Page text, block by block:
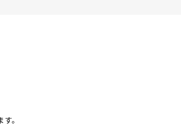
す｡